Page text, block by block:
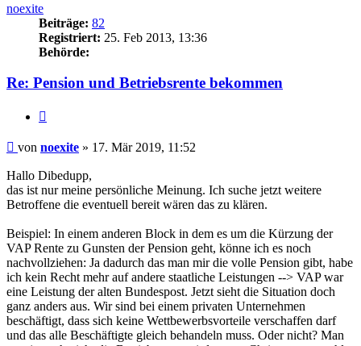
noexite
Beiträge: 82
Registriert: 25. Feb 2013, 13:36
Behörde:
Re: Pension und Betriebsrente bekommen
Beitrag
von noexite » 17. Mär 2019, 11:52
Hallo Dibedupp,
das ist nur meine persönliche Meinung. Ich suche jetzt weitere
Betroffene die eventuell bereit wären das zu klären.
Beispiel: In einem anderen Block in dem es um die Kürzung der
VAP Rente zu Gunsten der Pension geht, könne ich es noch
nachvollziehen: Ja dadurch das man mir die volle Pension gibt, habe
ich kein Recht mehr auf andere staatliche Leistungen --> VAP war
eine Leistung der alten Bundespost. Jetzt sieht die Situation doch
ganz anders aus. Wir sind bei einem privaten Unternehmen
beschäftigt, dass sich keine Wettbewerbsvorteile verschaffen darf
und das alle Beschäftigte gleich behandeln muss. Oder nicht? Man